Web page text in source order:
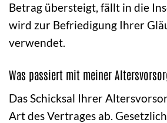
Betrag übersteigt, fällt in die
wird zur Befriedigung Ihrer
verwendet.
Was passiert mit meiner
Das Schicksal Ihrer
Art des Vertrages ab.